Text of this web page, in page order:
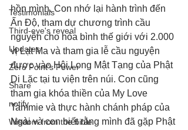
Testimonials
Third-eye's reveal
Updates
Zero Point's Power
Share
notify
Wisdom from the bible
hồn mình. Con nhớ lại hành trình đến
Ấn Độ, tham dự chương trình cầu
nguyện cho hòa bình thế giới với 2.000
vị Lạt Ma và tham gia lễ cầu nguyện
được vào Hội Long Mật Tạng của Phật
Di Lặc tại tu viện trên núi. Con cũng
tham gia khóa thiền của My Love
Tammie và thực hành chánh pháp của
Ngài và con biết rằng mình đã gặp Phật